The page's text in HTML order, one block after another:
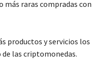
más raras compradas con
productos y servicios los
las criptomonedas.